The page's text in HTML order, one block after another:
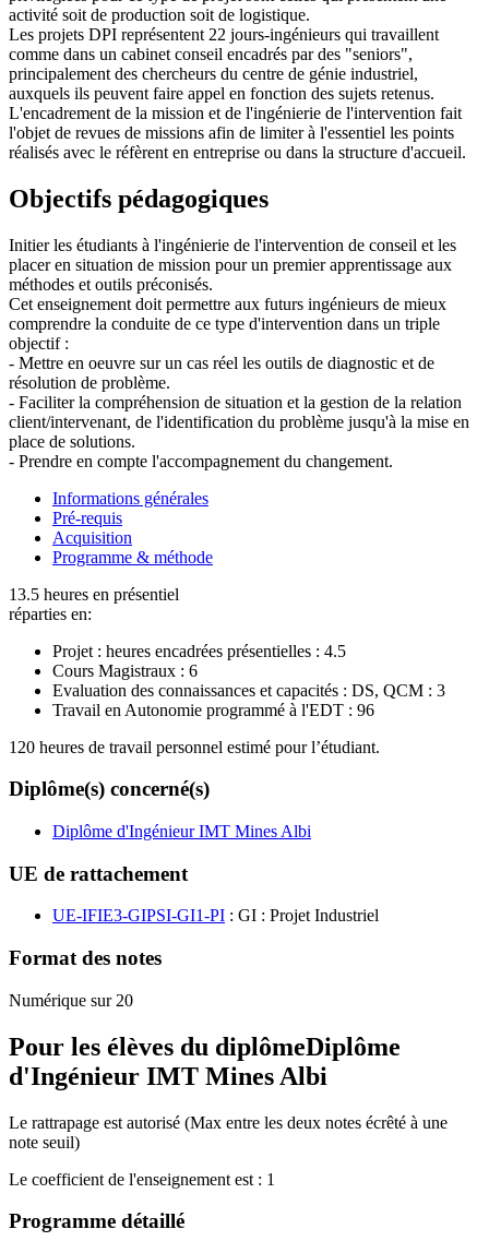
activité soit de production soit de logistique.
Les projets DPI représentent 22 jours-ingénieurs qui travaillent
comme dans un cabinet conseil encadrés par des "seniors",
principalement des chercheurs du centre de génie industriel,
auxquels ils peuvent faire appel en fonction des sujets retenus.
L'encadrement de la mission et de l'ingénierie de l'intervention fait
l'objet de revues de missions afin de limiter à l'essentiel les points
réalisés avec le réfèrent en entreprise ou dans la structure d'accueil.
Objectifs pédagogiques
Initier les étudiants à l'ingénierie de l'intervention de conseil et les
placer en situation de mission pour un premier apprentissage aux
méthodes et outils préconisés.
Cet enseignement doit permettre aux futurs ingénieurs de mieux
comprendre la conduite de ce type d'intervention dans un triple
objectif :
- Mettre en oeuvre sur un cas réel les outils de diagnostic et de
résolution de problème.
- Faciliter la compréhension de situation et la gestion de la relation
client/intervenant, de l'identification du problème jusqu'à la mise en
place de solutions.
- Prendre en compte l'accompagnement du changement.
Informations générales
Pré-requis
Acquisition
Programme & méthode
13.5 heures en présentiel
réparties en:
Projet : heures encadrées présentielles : 4.5
Cours Magistraux : 6
Evaluation des connaissances et capacités : DS, QCM : 3
Travail en Autonomie programmé à l'EDT : 96
120 heures de travail personnel estimé pour l’étudiant.
Diplôme(s) concerné(s)
Diplôme d'Ingénieur IMT Mines Albi
UE de rattachement
UE-IFIE3-GIPSI-GI1-PI : GI : Projet Industriel
Format des notes
Numérique sur 20
Pour les élèves du diplômeDiplôme
d'Ingénieur IMT Mines Albi
Le rattrapage est autorisé (Max entre les deux notes écrêté à une
note seuil)
Le coefficient de l'enseignement est : 1
Programme détaillé